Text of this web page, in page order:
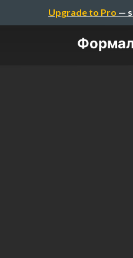
Upgrade to Pro —